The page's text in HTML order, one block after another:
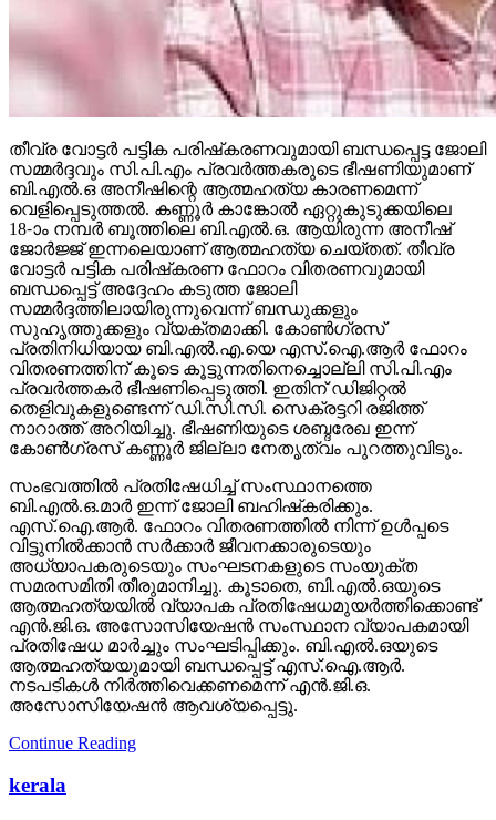
തീവ്ര വോട്ടര്‍ പട്ടിക പരിഷ്‌കരണവുമായി ബന്ധപ്പെട്ട ജോലി
സമ്മര്‍ദ്ദവും സി.പി.എം പ്രവര്‍ത്തകരുടെ ഭീഷണിയുമാണ്
ബി.എല്‍.ഒ അനീഷിന്റെ ആത്മഹത്യ കാരണമെന്ന്
വെളിപ്പെടുത്തല്‍. കണ്ണൂര്‍ കാങ്കോല്‍ ഏറ്റുകുടുക്കയിലെ
18-ാം നമ്പര്‍ ബൂത്തിലെ ബി.എല്‍.ഒ. ആയിരുന്ന അനീഷ്
ജോര്‍ജ്ജ് ഇന്നലെയാണ് ആത്മഹത്യ ചെയ്തത്. തീവ്ര
വോട്ടര്‍ പട്ടിക പരിഷ്‌കരണ ഫോറം വിതരണവുമായി
ബന്ധപ്പെട്ട് അദ്ദേഹം കടുത്ത ജോലി
സമ്മര്‍ദ്ദത്തിലായിരുന്നുവെന്ന് ബന്ധുക്കളും
സുഹൃത്തുക്കളും വ്യക്തമാക്കി. കോണ്‍ഗ്രസ്
പ്രതിനിധിയായ ബി.എല്‍.എ.യെ എസ്.ഐ.ആര്‍ ഫോറം
വിതരണത്തിന് കൂടെ കൂട്ടുന്നതിനെച്ചൊല്ലി സി.പി.എം
പ്രവര്‍ത്തകര്‍ ഭീഷണിപ്പെടുത്തി. ഇതിന് ഡിജിറ്റല്‍
തെളിവുകളുണ്ടെന്ന് ഡി.സി.സി. സെക്രട്ടറി രജിത്ത്
നാറാത്ത് അറിയിച്ചു. ഭീഷണിയുടെ ശബ്ദരേഖ ഇന്ന്
കോണ്‍ഗ്രസ് കണ്ണൂര്‍ ജില്ലാ നേതൃത്വം പുറത്തുവിടും.
സംഭവത്തില്‍ പ്രതിഷേധിച്ച് സംസ്ഥാനത്തെ
ബി.എല്‍.ഒ.മാര്‍ ഇന്ന് ജോലി ബഹിഷ്‌കരിക്കും.
എസ്.ഐ.ആര്‍. ഫോറം വിതരണത്തില്‍ നിന്ന് ഉള്‍പ്പടെ
വിട്ടുനില്‍ക്കാന്‍ സര്‍ക്കാര്‍ ജീവനക്കാരുടെയും
അധ്യാപകരുടെയും സംഘടനകളുടെ സംയുക്ത
സമരസമിതി തീരുമാനിച്ചു. കൂടാതെ, ബി.എല്‍.ഒയുടെ
ആത്മഹത്യയില്‍ വ്യാപക പ്രതിഷേധമുയര്‍ത്തിക്കൊണ്ട്
എന്‍.ജി.ഒ. അസോസിയേഷന്‍ സംസ്ഥാന വ്യാപകമായി
പ്രതിഷേധ മാര്‍ച്ചും സംഘടിപ്പിക്കും. ബി.എല്‍.ഒയുടെ
ആത്മഹത്യയുമായി ബന്ധപ്പെട്ട് എസ്.ഐ.ആര്‍.
നടപടികള്‍ നിര്‍ത്തിവെക്കണമെന്ന് എന്‍.ജി.ഒ.
അസോസിയേഷന്‍ ആവശ്യപ്പെട്ടു.
Continue Reading
kerala